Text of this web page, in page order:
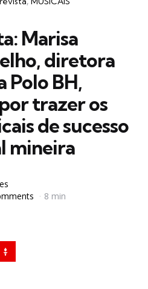
Marisa
diretora
Polo BH,
trazer os
de sucesso
mineira
8 min